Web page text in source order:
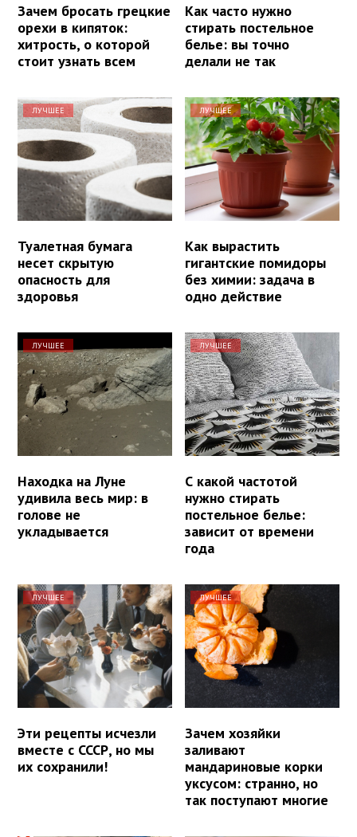
Зачем бросать грецкие
орехи в кипяток:
хитрость, о которой
стоит узнать всем
Как часто нужно
стирать постельное
белье: вы точно
делали не так
ЛУЧШЕЕ
Туалетная бумага
несет скрытую
опасность для
здоровья
ЛУЧШЕЕ
Как вырастить
гигантские помидоры
без химии: задача в
одно действие
ЛУЧШЕЕ
Находка на Луне
удивила весь мир: в
голове не
укладывается
ЛУЧШЕЕ
С какой частотой
нужно стирать
постельное белье:
зависит от времени
года
ЛУЧШЕЕ
Эти рецепты исчезли
вместе с СССР, но мы
их сохранили!
ЛУЧШЕЕ
Зачем хозяйки
заливают
мандариновые корки
уксусом: странно, но
так поступают многие